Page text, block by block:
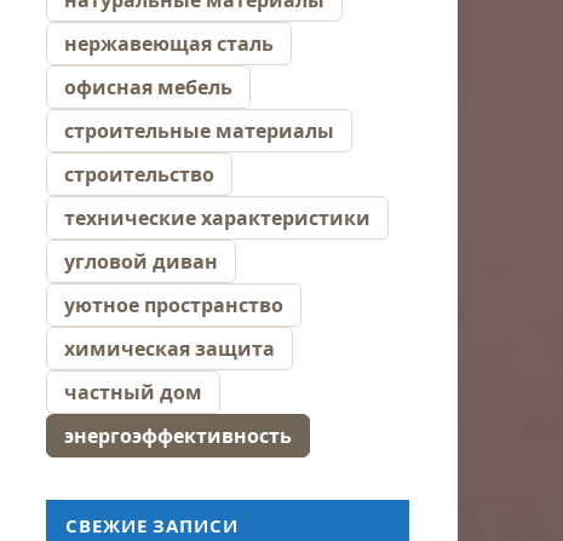
нержавеющая сталь
офисная мебель
строительные материалы
строительство
технические характеристики
угловой диван
уютное пространство
химическая защита
частный дом
энергоэффективность
СВЕЖИЕ ЗАПИСИ